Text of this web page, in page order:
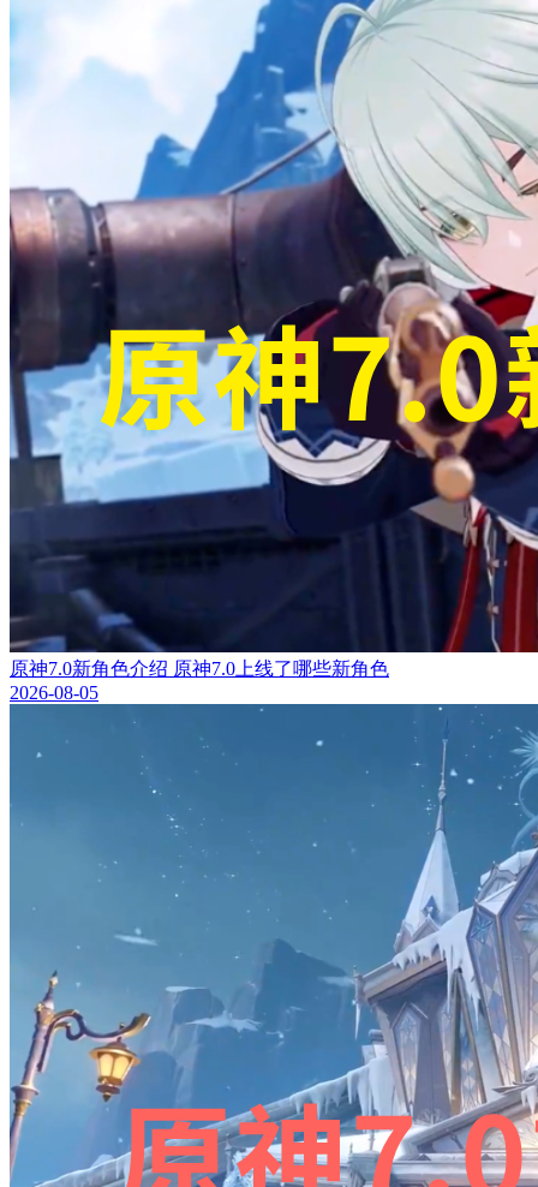
原神7.0新角色介绍 原神7.0上线了哪些新角色
2026-08-05